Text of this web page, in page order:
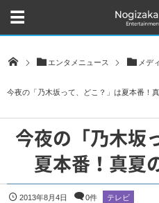
エンタメニュース メデ
今夜の「乃木坂って、どこ？」は夏本番！
今夜の「乃木坂
夏本番！真夏
2013年8月4日 0件 テレビ